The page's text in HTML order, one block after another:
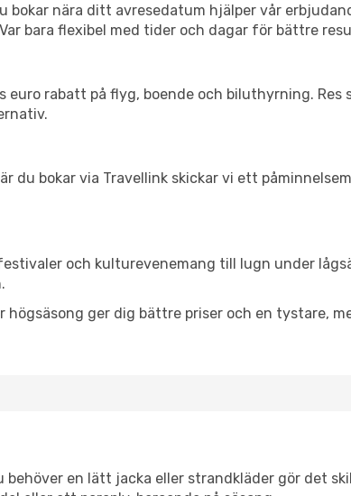
bokar nära ditt avresedatum hjälper vår
bara flexibel med tider och dagar för bättre
rabatt på flyg, boende och biluthyrning. Res
du bokar via Travellink skickar vi ett
och kulturevenemang till lugn under
ger dig bättre priser och en tystare,
en lätt jacka eller strandkläder gör det